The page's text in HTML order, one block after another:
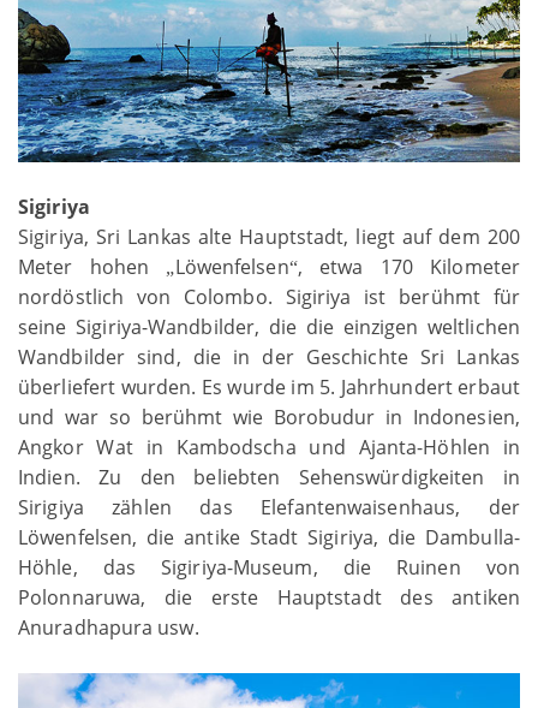
Sigiriya
Sigiriya, Sri Lankas alte Hauptstadt, liegt auf dem 200
Meter hohen
„Löwenfelsen“, etwa 170 Kilometer
nordöstlich von Colombo. Sigiriya ist berühmt für
seine Sigiriya-Wandbilder, die die einzigen weltlichen
Wandbilder sind, die in der Geschichte Sri Lankas
überliefert wurden. Es wurde im 5. Jahrhundert erbaut
und war so berühmt wie Borobudur in Indonesien,
Angkor Wat in Kambodscha und Ajanta-Höhlen in
Indien. Zu den beliebten Sehenswürdigkeiten in
Sirigiya zählen das Elefantenwaisenhaus, der
Löwenfelsen, die antike Stadt Sigiriya, die Dambulla-
Höhle, das Sigiriya-Museum, die Ruinen von
Polonnaruwa, die erste Hauptstadt des antiken
Anuradhapura usw.